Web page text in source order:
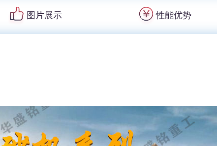
图片展示 性能优势